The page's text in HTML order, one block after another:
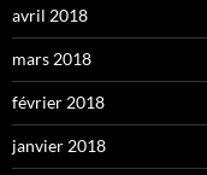
avril 2018
mars 2018
février 2018
janvier 2018